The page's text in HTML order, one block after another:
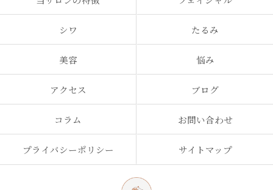
シワ たるみ
美容 悩み
アクセス ブログ
コラム お問い合わせ
プライバシーポリシー サイトマップ